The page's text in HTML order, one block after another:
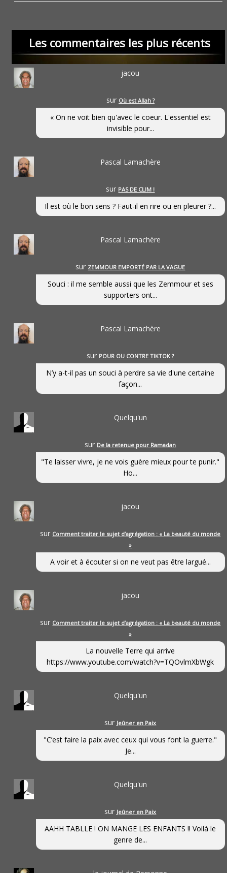
Les commentaires les plus récents
jacou
sur Où est Allah ?
« On ne voit bien qu'avec le coeur. L'essentiel est
invisible pour...
Pascal Lamachère
sur PAS DE CLIM !
Il est où le bon sens ? Faut-il en rire ou en pleurer ?...
Pascal Lamachère
sur ZEMMOUR EMPORTÉ PAR LA VAGUE
Souci : il me semble aussi que les Zemmour et ses
supporters ont...
Pascal Lamachère
sur POUR OU CONTRE TIKTOK ?
N’y a-t-il pas un souci à perdre sa vie d'une certaine
façon...
Quelqu'un
sur De la retenue pour Ramadan
"Te laisser vivre, je ne vois guère mieux pour te punir."
Ho...
jacou
sur Comment traiter le sujet d’agrégation : « La beauté du monde
»
A voir et à écouter si on ne veut pas être largué...
jacou
sur Comment traiter le sujet d’agrégation : « La beauté du monde
»
La nouvelle Terre qui arrive
https://www.youtube.com/watch?v=TQOvlmXbWgk
Quelqu'un
sur Jeûner en Paix
"C’est faire la paix avec ceux qui vous font la guerre."
Je...
Quelqu'un
sur Jeûner en Paix
AAHH TABLLE ! ON MANGE LES ENFANTS !! Voilà le
genre de...